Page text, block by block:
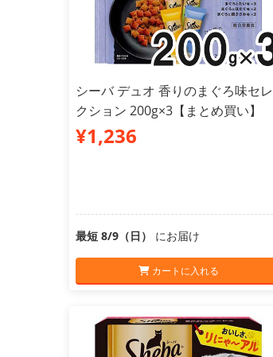
シーバ デュオ 香りのまぐろ味セレ
クション 200g×3【まとめ買い】
¥1,236
最短 8/9（日） にお届け
カートに入れる